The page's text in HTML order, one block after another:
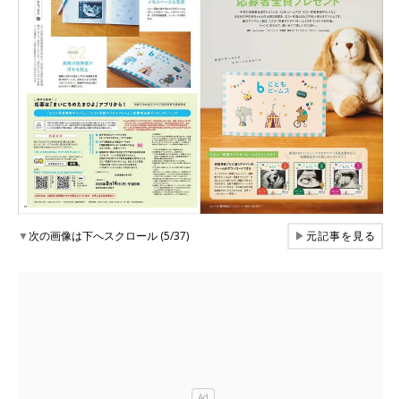
▼次の画像は下へスクロール (5/37) ▶元記事を見る